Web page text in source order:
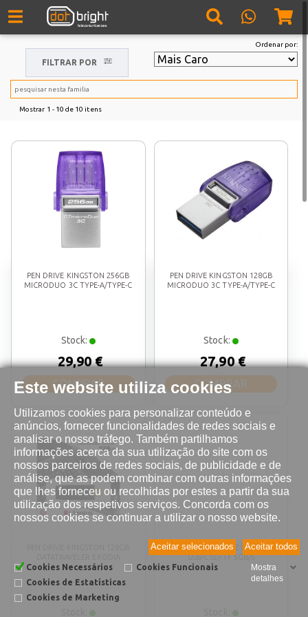
Este website utiliza cookies
Utilizamos cookies para personalizar conteúdo e
anúncios, fornecer funcionalidades de redes sociais e
analisar o nosso tráfego. Também partilhamos
informações acerca da sua utilização do site com os
nossos parceiros de redes sociais, de publicidade e de
análise, que as podem combinar com outras informações
que lhes forneceu ou recolhidas por estes a partir da sua
utilização dos respetivos serviços. Concorda com os
nossos cookies se continuar a utilizar o nosso website.
Aceitar todos
Aceitar selecionados
Cookies Necessários
Cookies Funcionais
Cookies de Estatísticas
Cookies de Marketing
Mostra
detalhes
FILTRAR POR
Ordenar por:
Mostrar 1 - 10 de 10 itens
PEN DRIVE KINGSTON 256GB
MICRODUO 3C TYPE-A/TYPE-C
Stock:
29,90 €
COMPRAR
PEN DRIVE KINGSTON 128GB
MICRODUO 3C TYPE-A/TYPE-C
Stock:
27,90 €
COMPRAR
UGREEN LEITOR DE CARTOES
USB-C SD/TF 5GB/S